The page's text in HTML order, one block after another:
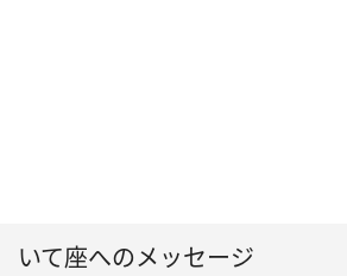
いて座へのメッセージ